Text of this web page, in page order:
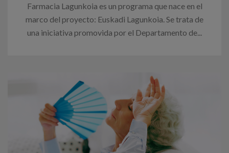
Farmacia Lagunkoia es un programa que nace en el
marco del proyecto: Euskadi Lagunkoia. Se trata de
una iniciativa promovida por el Departamento de...